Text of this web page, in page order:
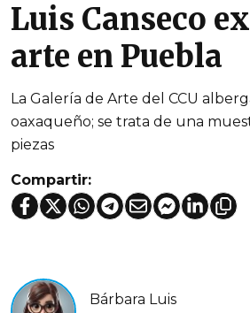
Luis Canseco
arte en Puebla
La Galería de Arte del CCU
oaxaqueño; se trata de una
piezas
Compartir:
Bárbara Luis